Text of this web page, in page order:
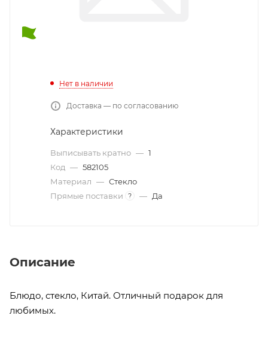
Нет в наличии
Доставка — по согласованию
Характеристики
Выписывать кратно — 1
Код — 582105
Материал — Стекло
Прямые поставки
? — Да
Описание
Блюдо, стекло, Китай. Отличный подарок для
любимых.